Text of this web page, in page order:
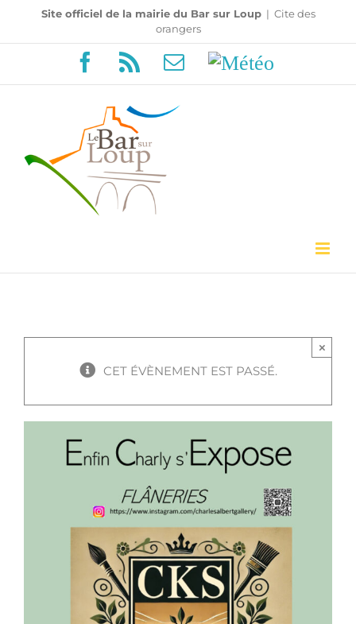
au
Site officiel de la mairie du Bar sur Loup | Cite des
orangers
Facebook
Rss EmailMétéo
CET ÉVÈNEMENT EST PASSÉ.
×